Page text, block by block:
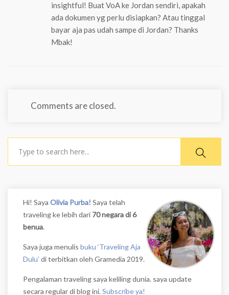
insightful! Buat VoA ke Jordan sendiri, apakah
ada dokumen yg perlu disiapkan? Atau tinggal
bayar aja pas udah sampe di Jordan? Thanks
Mbak!
Comments are closed.
Hi! Saya Olivia Purba! Saya telah
traveling ke lebih dari 70 negara di 6
benua.
Saya juga menulis buku ‘Traveling Aja
Dulu’ di terbitkan oleh Gramedia 2019.
Pengalaman traveling saya keliling dunia. saya update
secara regular di blog ini. Subscribe ya!